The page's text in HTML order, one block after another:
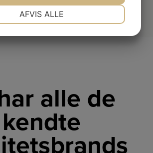
alle de
kendte
AFVIS ALLE